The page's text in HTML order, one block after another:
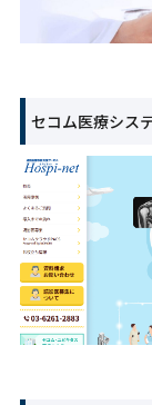
セコム医療シス